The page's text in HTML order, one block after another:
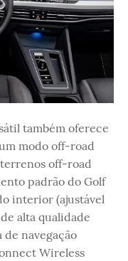
também oferece
modo off-road
off-road
padrão do Golf
interior (ajustável
alta qualidade
de navegação
Wireless